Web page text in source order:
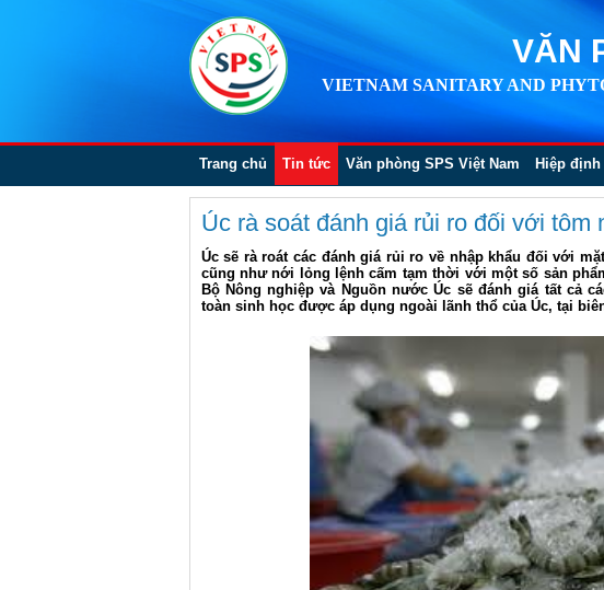
VĂN
VIETNAM SANITARY AND
Trang chủ Tin tức Văn phòng SPS Việt Nam Hiệp định
Úc rà soát đánh giá rủi ro đối với tôm
Úc sẽ rà roát các đánh giá rủi ro về nhập khẩu đối với
cũng như nới lỏng lệnh cấm tạm thời với một số sản
Bộ Nông nghiệp và Nguồn nước Úc sẽ đánh giá tất cả
toàn sinh học được áp dụng ngoài lãnh thổ của Úc, tại